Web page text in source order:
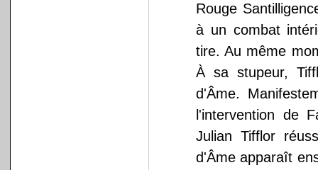
Rouge
à un combat
tire. Au même
À sa stupeur,
d'Âme.
l'intervention de
Julian Tifflor
d'Âme apparaît